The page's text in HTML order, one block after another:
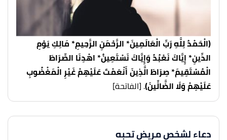
(الْحَمْدُ لِلَّهِ رَبِّ الْعَالَمِينَ* الرَّحْمَنِ الرَّحِيمِ* مَالِكِ يَوْمِ
الدِّينِ* إِيَّاكَ نَعْبُدُ وَإِيَّاكَ نَسْتَعِينُ* اهْدِنَا الصِّرَاطَ
الْمُسْتَقِيمَ* صِرَاطَ الَّذِينَ أَنْعَمْتَ عَلَيْهِمْ غَيْرِ الْمَغْضُوبِ
عَلَيْهِمْ وَلَا الضَّالِّينَ). [الفاتحة]
دعاء لشخص مريض تحبه